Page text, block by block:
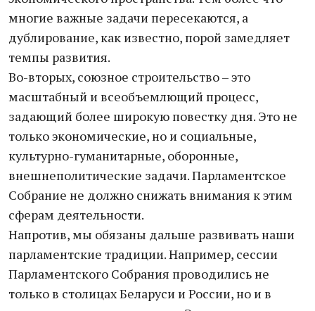
многие важные задачи пересекаются, а
дублирование, как известно, порой замедляет
темпы развития.
Во-вторых, союзное строительство – это
масштабный и всеобъемлющий процесс,
задающий более широкую повестку дня. Это не
только экономические, но и социальные,
культурно-гуманитарные, оборонные,
внешнеполитические задачи. Парламентское
Собрание не должно снижать внимания к этим
сферам деятельности.
Напротив, мы обязаны дальше развивать наши
парламентские традиции. Например, сессии
Парламентского Собрания проводились не
только в столицах Беларуси и России, но и в